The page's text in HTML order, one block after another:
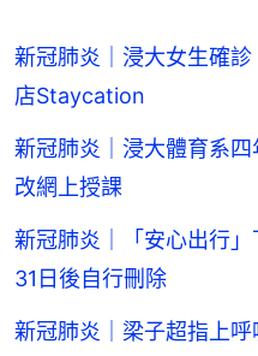
新冠肺炎｜浸大女生確
店Staycation
新冠肺炎｜浸大體育系
改網上授課
新冠肺炎｜「安心出行
31日後自行刪除
新冠肺炎｜梁子超指上